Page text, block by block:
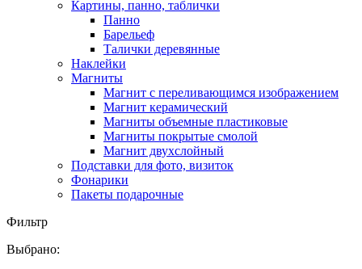
Картины, панно, таблички
Панно
Барельеф
Талички деревянные
Наклейки
Магниты
Магнит с переливающимся изображением
Магнит керамический
Магниты объемные пластиковые
Магниты покрытые смолой
Магнит двухслойный
Подставки для фото, визиток
Фонарики
Пакеты подарочные
Фильтр
Выбрано: